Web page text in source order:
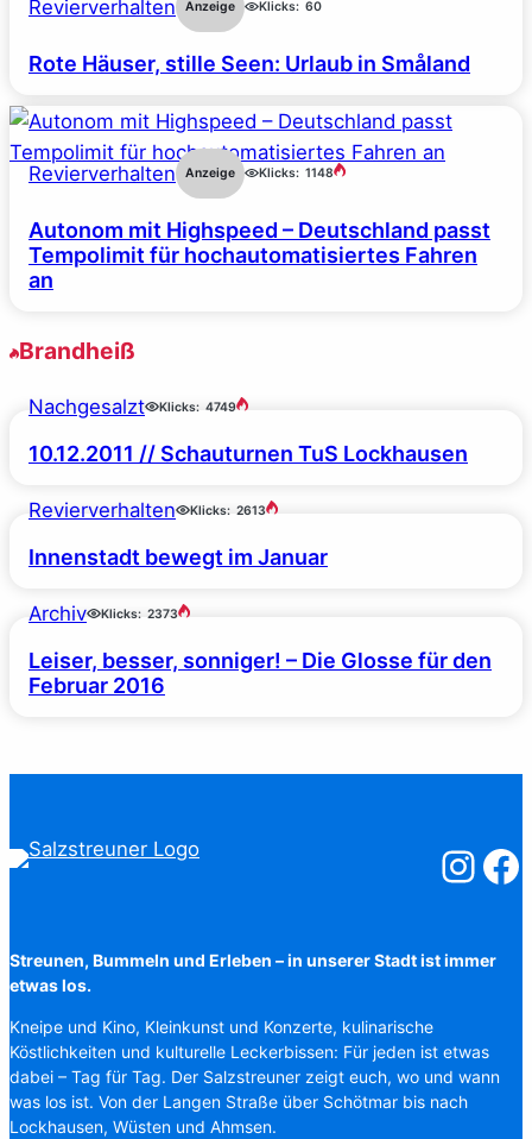
Revierverhalten Anzeige Klicks: 60
Rote Häuser, stille Seen: Urlaub in Småland
Revierverhalten Anzeige Klicks: 1148
Autonom mit Highspeed – Deutschland passt
Tempolimit für hochautomatisiertes Fahren
an
Brandheiß
Nachgesalzt Klicks: 4749
10.12.2011 // Schauturnen TuS Lockhausen
Revierverhalten Klicks: 2613
Innenstadt bewegt im Januar
Archiv Klicks: 2373
Leiser, besser, sonniger! – Die Glosse für den
Februar 2016
Streunen, Bummeln und Erleben – in unserer Stadt ist immer
etwas los.
Kneipe und Kino, Kleinkunst und Konzerte, kulinarische
Köstlichkeiten und kulturelle Leckerbissen: Für jeden ist etwas
dabei – Tag für Tag. Der Salzstreuner zeigt euch, wo und wann
was los ist. Von der Langen Straße über Schötmar bis nach
Lockhausen, Wüsten und Ahmsen.